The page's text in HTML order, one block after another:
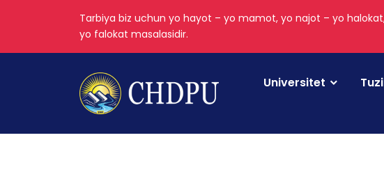
Tarbiya biz uchun yo hayot – yo mamot, yo najot – yo
yo falokat masalasidir.
Universitet